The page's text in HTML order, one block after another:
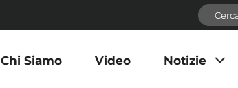
Chi Siamo Video
Notizie